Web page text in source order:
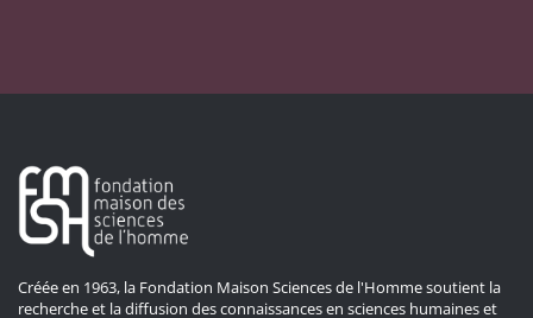
Créée en 1963, la Fondation Maison Sciences de l'Homme soutient la
recherche et la diffusion des connaissances en sciences humaines et